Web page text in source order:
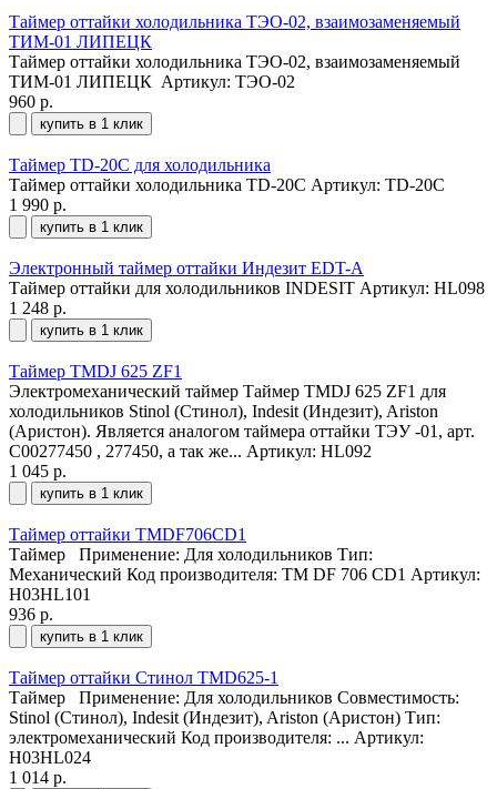
Таймер оттайки холодильника ТЭО-02, взаимозаменяемый
ТИМ-01 ЛИПЕЦК
Таймер оттайки холодильника ТЭО-02, взаимозаменяемый
ТИМ-01 ЛИПЕЦК Артикул: ТЭО-02
960 р.
купить в 1 клик
Таймер TD-20C для холодильника
Таймер оттайки холодильника TD-20C Артикул: TD-20C
1 990 р.
купить в 1 клик
Электронный таймер оттайки Индезит EDT-A
Таймер оттайки для холодильников INDESIT Артикул: HL098
1 248 р.
купить в 1 клик
Таймер TMDJ 625 ZF1
Электромеханический таймер Таймер TMDJ 625 ZF1 для
холодильников Stinol (Стинол), Indesit (Индезит), Ariston
(Аристон). Является аналогом таймера оттайки ТЭУ -01, арт.
C00277450 , 277450, а так же... Артикул: HL092
1 045 р.
купить в 1 клик
Таймер оттайки TMDF706CD1
Таймер Применение: Для холодильников Тип:
Механический Код производителя: TM DF 706 CD1 Артикул:
H03HL101
936 р.
купить в 1 клик
Таймер оттайки Стинол TMD625-1
Таймер Применение: Для холодильников Совместимость:
Stinol (Стинол), Indesit (Индезит), Ariston (Аристон) Тип:
электромеханический Код производителя: ... Артикул:
H03HL024
1 014 р.